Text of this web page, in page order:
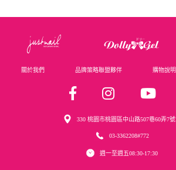
關於我們 品牌策略聯盟夥伴 購物說明
330 桃園市桃園區中山路507巷60弄7號
03-3362208#772
週一至週五08:30-17:30